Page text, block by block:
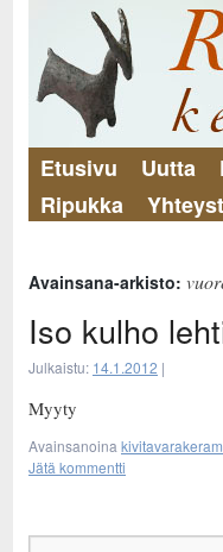
Etusivu Uutta
Ripukka
Avainsana-arkisto:
Iso kulho
Julkaistu: 14.1.2012 |
Myyty
Avainsanoina
Jätä kommentti